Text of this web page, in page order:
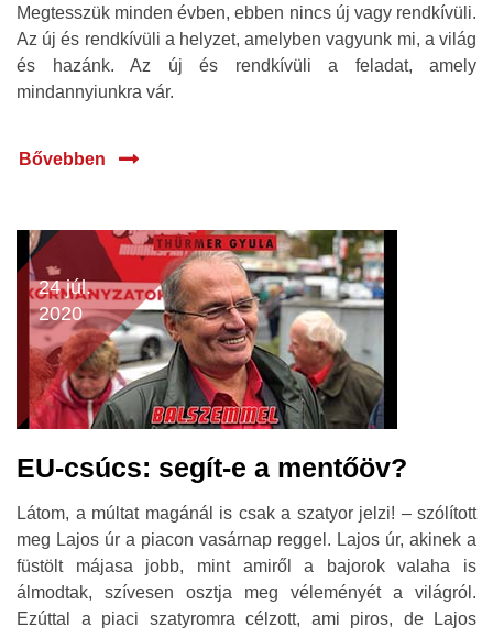
Megtesszük minden évben, ebben nincs új vagy rendkívüli.
Az új és rendkívüli a helyzet, amelyben vagyunk mi, a világ
és hazánk. Az új és rendkívüli a feladat, amely
mindannyiunkra vár.
Bővebben
24 júl.
2020
EU-csúcs: segít-e a mentőöv?
Látom, a múltat magánál is csak a szatyor jelzi! – szólított
meg Lajos úr a piacon vasárnap reggel. Lajos úr, akinek a
füstölt májasa jobb, mint amiről a bajorok valaha is
álmodtak, szívesen osztja meg véleményét a világról.
Ezúttal a piaci szatyromra célzott, ami piros, de Lajos